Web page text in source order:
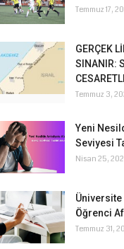
Temmuz 17,
GERÇEK
SINANIR:
Temmuz 3,
Yeni
Seviyesi
Nisan 25,
Öğrenci
Temmuz 31,